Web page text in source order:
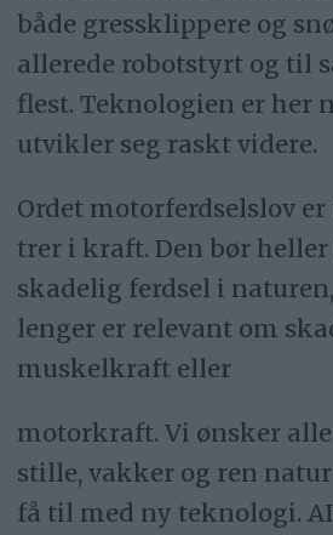
både gressklippere og
allerede robotstyrt og til
flest. Teknologien er her
utvikler seg raskt videre.
Ordet motorferdselslov
trer i kraft. Den bør
skadelig ferdsel i
lenger er relevant om
muskelkraft eller
motorkraft. Vi ønsker alle
stille, vakker og ren
få til med ny teknologi.